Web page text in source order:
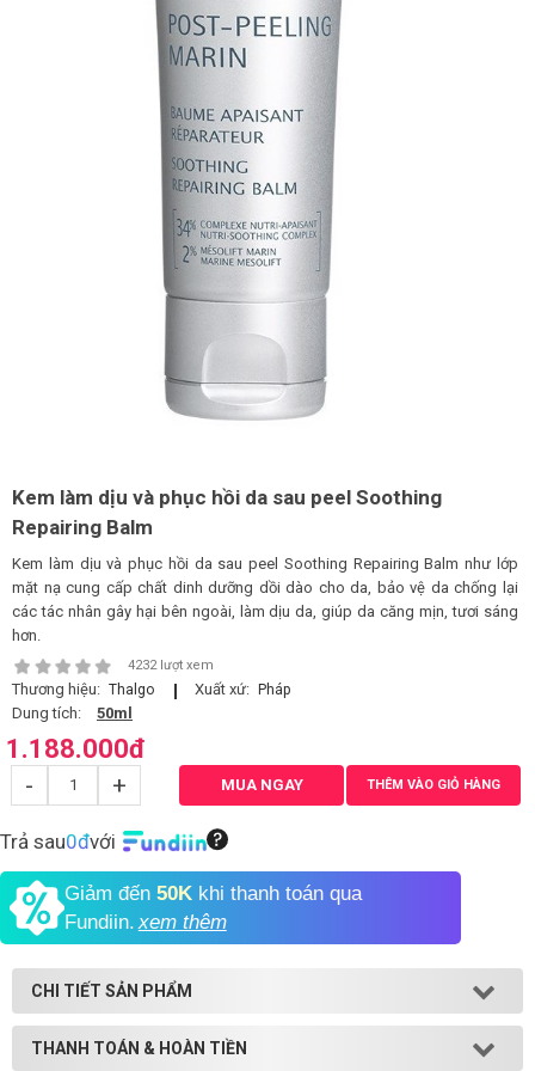
Shop All Brand A-
Z
Kem làm dịu và phục hồi da sau peel Soothing
Repairing Balm
Kem làm dịu và phục hồi da sau peel Soothing Repairing Balm như lớp
mặt nạ cung cấp chất dinh dưỡng dồi dào cho da, bảo vệ da chống lại
các tác nhân gây hại bên ngoài, làm dịu da, giúp da căng mịn, tươi sáng
hơn.
4232 lượt xem
Thương hiệu: Thalgo Xuất xứ: Pháp
Dung tích: 50ml
1.188.000đ
- + MUA NGAY THÊM VÀO GIỎ HÀNG
Trả sau0đvới
Giảm đến 50K khi thanh toán qua
Fundiin. xem thêm
CHI TIẾT SẢN PHẨM
THANH TOÁN & HOÀN TIỀN